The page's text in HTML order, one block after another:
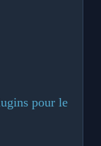
pour le